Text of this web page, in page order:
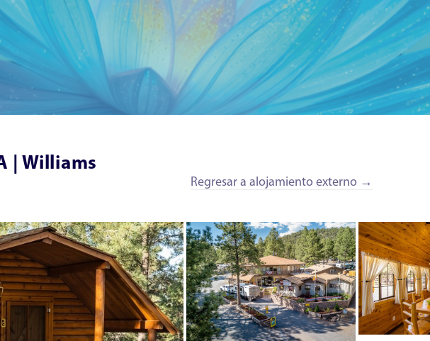
2026
9 de octubre - 15 de octubre
| Williams
Regresar a alojamiento externo →